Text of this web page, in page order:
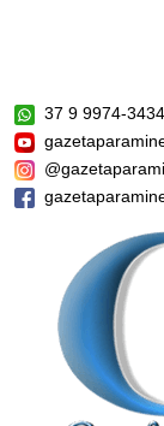
37 9 9974-3434